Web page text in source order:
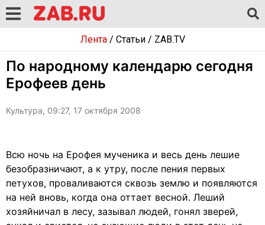
Лента/ Статьи/ ZAB.TV
По народному календарю сегодня
Ерофеев день
Культура, 09:27, 17 октября 2008
Всю ночь на Ерофея мученика и весь день лешие
безобразничают, а к утру, после пения первых
петухов, проваливаются сквозь землю и появляются
на ней вновь, когда она оттает весной. Леший
хозяйничал в лесу, зазывал людей, гонял зверей,